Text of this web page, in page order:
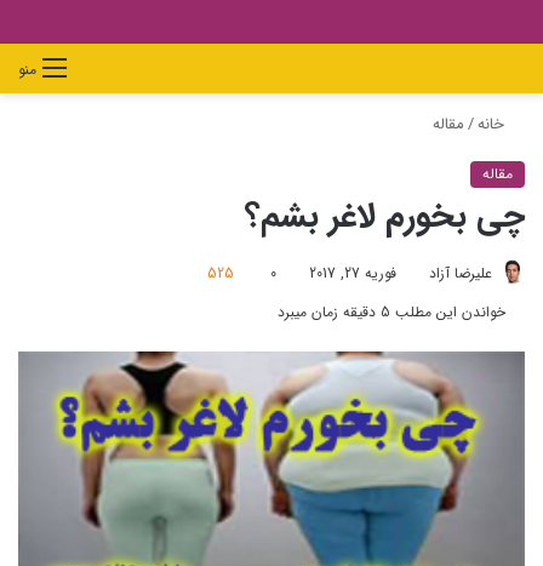
منوجستجو
برایپوسته
سبد
خانه/مقاله
مقاله
چی بخورم لاغر بشم؟
علیرضا آزاد فوریه 27, 2017 0
525
خواندن این مطلب 5 دقیقه زمان میبرد